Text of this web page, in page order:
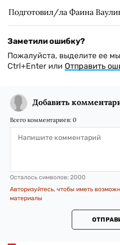
Подготовил/ла Фаина
Заметили ошибку?
Пожалуйста, выделите ее
Ctrl+Enter или Отправить
Добавить
Всего комментариев: 0
Осталось символов: 2000
Авторизуйтесь, чтобы иметь
материалы